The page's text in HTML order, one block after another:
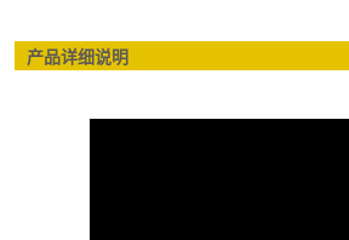
产品详细说明